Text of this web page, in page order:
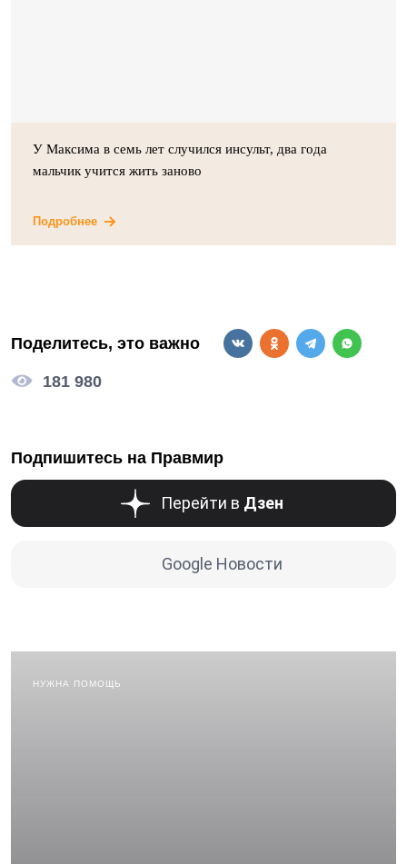
У Максима в семь лет случился инсульт, два года
мальчик учится жить заново
Подробнее
Поделитесь, это важно
181 980
Подпишитесь на Правмир
Перейти в Дзен
Google Новости
НУЖНА ПОМОЩЬ